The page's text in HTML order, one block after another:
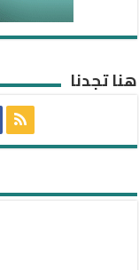
هنا تجدنا